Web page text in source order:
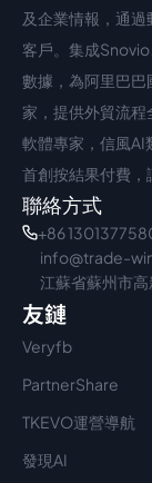
中文入口
及企業情報，通
客戶。集成
數據，為阿里巴
家，提供外貿流
軟體專家，信風AI
首創按結果付費，
聯絡方式
+86
info@trade-
江蘇省蘇州市
友鏈
Veryfb
PartnerShare
TKEVO運營導航
發現AI